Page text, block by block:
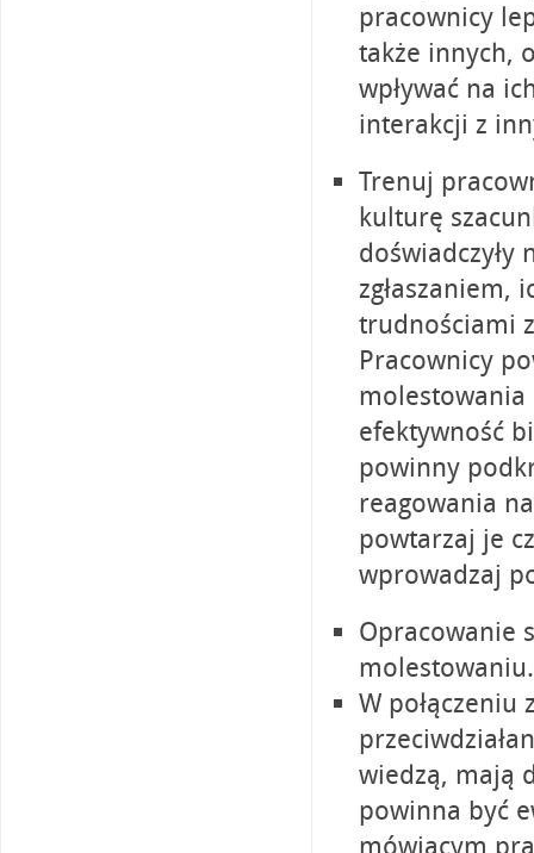
pracownicy
także innych,
wpływać na
interakcji z
Trenuj
kulturę
doświadczyły
zgłaszaniem,
trudnościami
Pracownicy
molestowania
efektywność
powinny
reagowania
powtarzaj je
wprowadzaj
Opracowanie
molestowaniu.
W
wiedzą, mają
powinna być
mówiącym